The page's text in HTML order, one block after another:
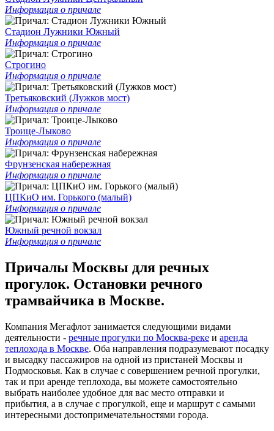
Информация о причале
Стадион Лужники Южный
Информация о причале
Строгино
Информация о причале
Третьяковский (Лужков мост)
Информация о причале
Троице-Лыково
Информация о причале
Фрунзенская набережная
Информация о причале
ЦПКиО им. Горького (малый)
Информация о причале
Южный речной вокзал
Информация о причале
Причалы Москвы для речных
прогулок. Остановки речного
трамвайчика в Москве.
Компания Мегафлот занимается следующими видами
деятельности - речные прогулки по Москва-реке и аренда
теплохода в Москве. Оба направления подразумевают посадку
и высадку пассажиров на одной из пристаней Москвы и
Подмосковья. Как в случае с совершением речной прогулки,
так и при аренде теплохода, вы можете самостоятельно
выбрать наиболее удобное для вас место отправки и
прибытия, а в случае с прогулкой, еще и маршрут с самыми
интересными достопримечательностями города.